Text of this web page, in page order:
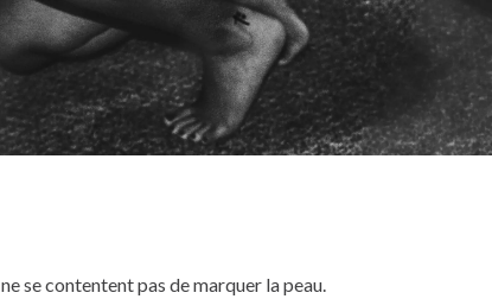
se contentent pas de marquer la peau.